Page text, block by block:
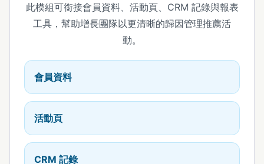
此模組可銜接會員資料、活動頁、CRM 記錄與報表
工具，幫助增長團隊以更清晰的歸因管理推薦活
動。
會員資料
活動頁
CRM 記錄